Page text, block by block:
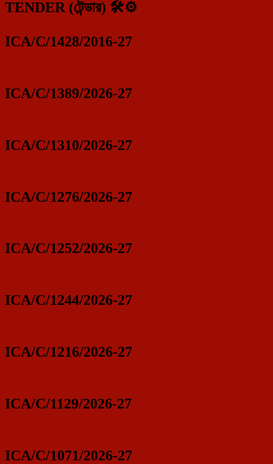
TENDER (টেন্ডার) 🛠️⚙️
ICA/C/1428/2016-27
ICA/C/1389/2026-27
ICA/C/1310/2026-27
ICA/C/1276/2026-27
ICA/C/1252/2026-27
ICA/C/1244/2026-27
ICA/C/1216/2026-27
ICA/C/1129/2026-27
ICA/C/1071/2026-27